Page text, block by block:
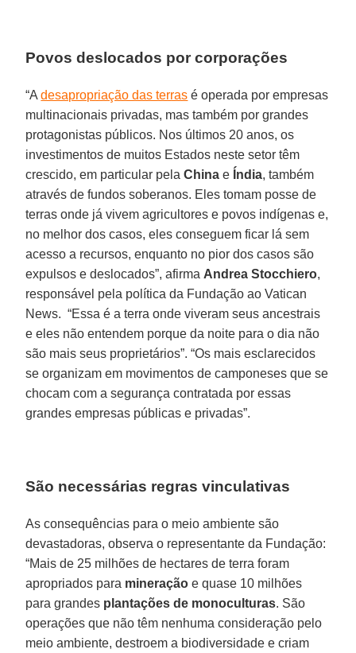
Povos deslocados por corporações
“Adesapropriação das terras é operada por empresas
multinacionais privadas, mas também por grandes
protagonistas públicos. Nos últimos 20 anos, os
investimentos de muitos Estados neste setor têm
crescido, em particular pelaChina e Índia, também
através de fundos soberanos. Eles tomam posse de
terras onde já vivem agricultores e povos indígenas e,
no melhor dos casos, eles conseguem ficar lá sem
acesso a recursos, enquanto no pior dos casos são
expulsos e deslocados”, afirma Andrea Stocchiero,
responsável pela política da Fundação ao Vatican
News. “Essa é a terra onde viveram seus ancestrais
e eles não entendem porque da noite para o dia não
são mais seus proprietários”. “Os mais esclarecidos
se organizam em movimentos de camponeses que se
chocam com a segurança contratada por essas
grandes empresas públicas e privadas”.
São necessárias regras vinculativas
As consequências para o meio ambiente são
devastadoras, observa o representante da Fundação:
“Mais de 25 milhões de hectares de terra foram
apropriados para mineração e quase 10 milhões
para grandes plantações de monoculturas. São
operações que não têm nenhuma consideração pelo
meio ambiente, destroem a biodiversidade e criam